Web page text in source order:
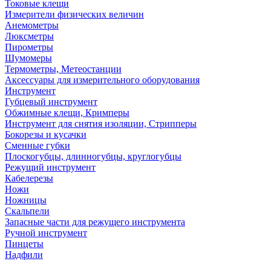
Токовые клещи
Измерители физических величин
Анемометры
Люксметры
Пирометры
Шумомеры
Термометры, Метеостанции
Аксессуары для измерительного оборудования
Инструмент
Губцевый инструмент
Обжимные клещи, Кримперы
Инструмент для снятия изоляции, Стрипперы
Бокорезы и кусачки
Сменные губки
Плоскогубцы, длинногубцы, круглогубцы
Режущий инструмент
Кабелерезы
Ножи
Ножницы
Скальпели
Запасные части для режущего инструмента
Ручной инструмент
Пинцеты
Надфили